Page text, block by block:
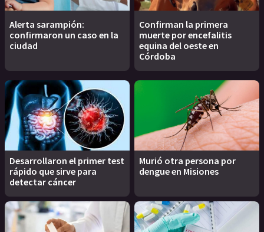
Alerta sarampión:
confirmaron un caso en la
ciudad
Confirman la primera
muerte por encefalitis
equina del oeste en
Córdoba
Desarrollaron el primer test
rápido que sirve para
detectar cáncer
Murió otra persona por
dengue en Misiones